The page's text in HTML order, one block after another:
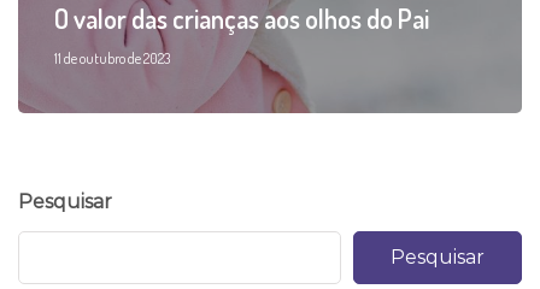
O valor das crianças aos olhos do Pai
11 de outubro de 2023
Pesquisar
Pesquisar